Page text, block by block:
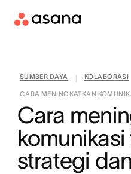
SUMBER DAYA KOLABORASI
CARA MENINGKATKAN
Cara
komunikasi
strategi